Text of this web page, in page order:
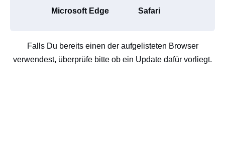
Microsoft Edge Safari
Falls Du bereits einen der aufgelisteten Browser
verwendest, überprüfe bitte ob ein Update dafür vorliegt.